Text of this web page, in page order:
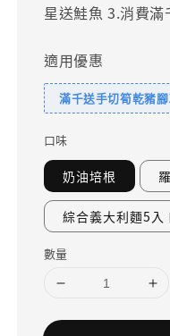
星送鮭魚 3.消費
適用優惠
滿千送手切筍乾豬
口味
奶油培根
綜合義大利麵5入
數量